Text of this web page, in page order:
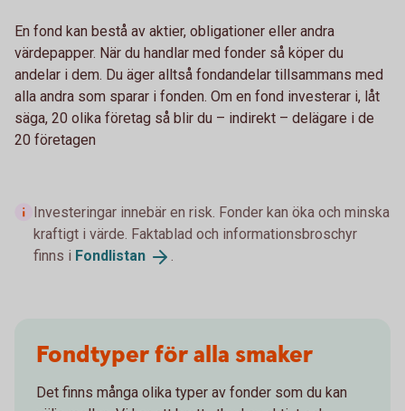
En fond kan bestå av aktier, obligationer eller andra
värdepapper. När du handlar med fonder så köper du
andelar i dem. Du äger alltså fondandelar tillsammans med
alla andra som sparar i fonden. Om en fond investerar i, låt
säga, 20 olika företag så blir du – indirekt – delägare i de
20 företagen
Investeringar innebär en risk. Fonder kan öka och minska
kraftigt i värde. Faktablad och informationsbroschyr
finns i Fondlistan .
Fondtyper för alla smaker
Det finns många olika typer av fonder som du kan